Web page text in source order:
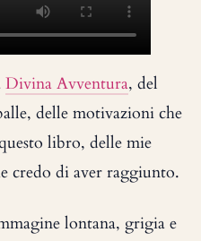
Divina Avventura, del
delle motivazioni che
libro, delle mie
credo di aver raggiunto.
lontana, grigia e